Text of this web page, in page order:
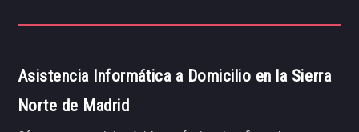
Asistencia Informática a Domicilio en la Sierra
Norte de Madrid